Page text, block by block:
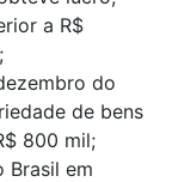
a R$
do
de bens
800 mil;
Brasil em